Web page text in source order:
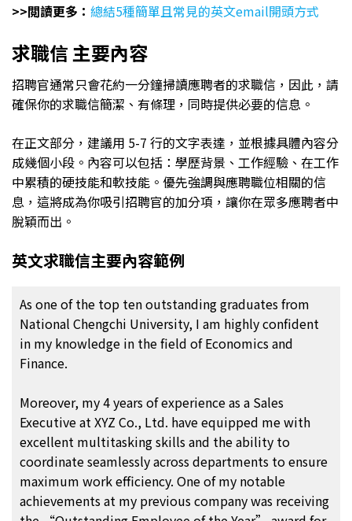
>>閲讀更多： 總結5種簡單且常見的英文email開頭方式
求職信 主要內容
招聘官通常只會花約一分鐘掃讀應聘者的求職信，因此，請
確保你的求職信簡潔、有條理，同時提供必要的信息。
在正文部分，建議用 5-7 行的文字表達，並根據具體內容分
成幾個小段。內容可以包括：學歷背景、工作經驗、在工作
中累積的硬技能和軟技能。優先強調與應聘職位相關的信
息，這將成為你吸引招聘官的加分項，讓你在眾多應聘者中
脫穎而出。
英文求職信主要內容範例
As one of the top ten outstanding graduates from
National Chengchi University, I am highly confident
in my knowledge in the field of Economics and
Finance.
Moreover, my 4 years of experience as a Sales
Executive at XYZ Co., Ltd. have equipped me with
excellent multitasking skills and the ability to
coordinate seamlessly across departments to ensure
maximum work efficiency. One of my notable
achievements at my previous company was receiving